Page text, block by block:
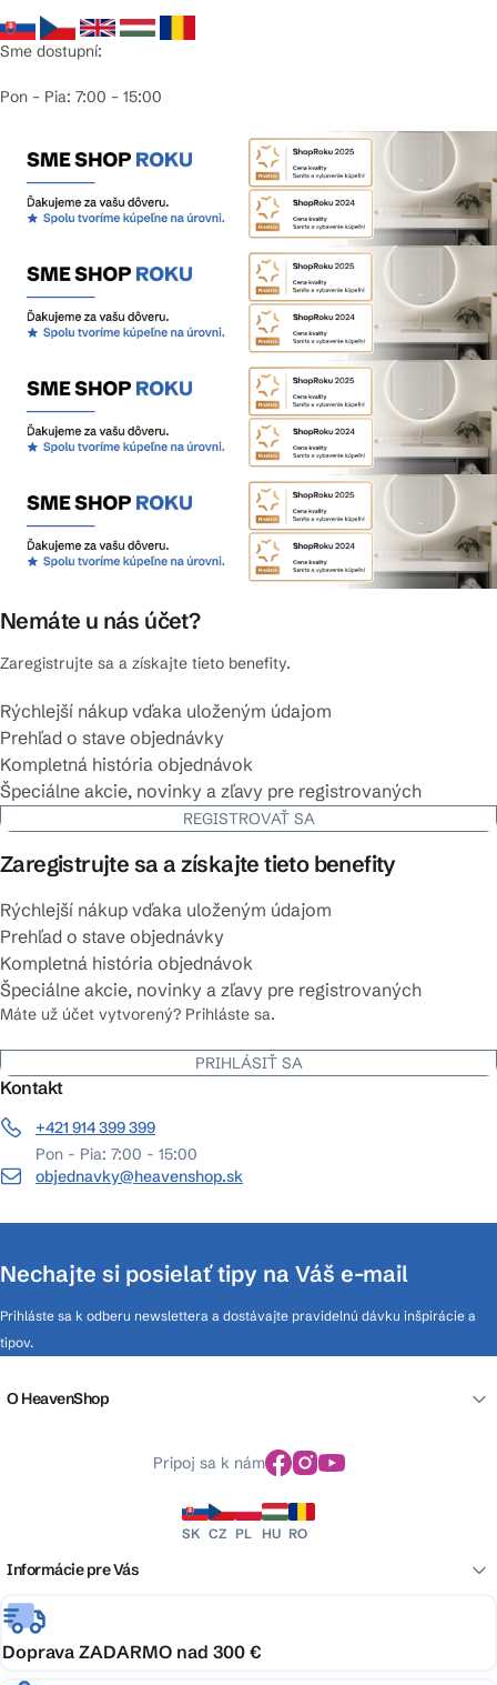
Sme dostupní:
Pon – Pia: 7:00 – 15:00
Nemáte u nás účet?
Zaregistrujte sa a získajte tieto benefity.
Rýchlejší nákup vďaka uloženým údajom
Prehľad o stave objednávky
Kompletná história objednávok
Špeciálne akcie, novinky a zľavy pre registrovaných
REGISTROVAŤ SA
Zaregistrujte sa a získajte tieto benefity
Rýchlejší nákup vďaka uloženým údajom
Prehľad o stave objednávky
Kompletná história objednávok
Špeciálne akcie, novinky a zľavy pre registrovaných
Máte už účet vytvorený? Prihláste sa.
PRIHLÁSIŤ SA
Kontakt
+421 914 399 399
Pon - Pia: 7:00 - 15:00
objednavky@heavenshop.sk
Nechajte si posielať tipy na Váš e-mail
Prihláste sa k odberu newslettera a dostávajte pravidelnú dávku inšpirácie a
tipov.
O HeavenShop
Pripoj sa k nám
SK CZ PL HU RO
Informácie pre Vás
Doprava ZADARMO nad 300 €